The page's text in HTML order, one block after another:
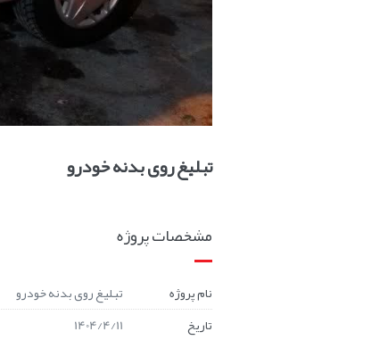
تبلیغ روی بدنه خودرو
مشخصات پروژه
نام پروژه
تبلیغ روی بدنه خودرو
تاریخ
1404/4/11